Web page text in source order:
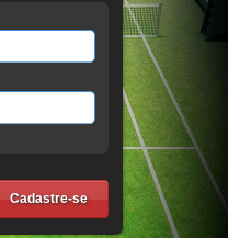
Cadastre-se